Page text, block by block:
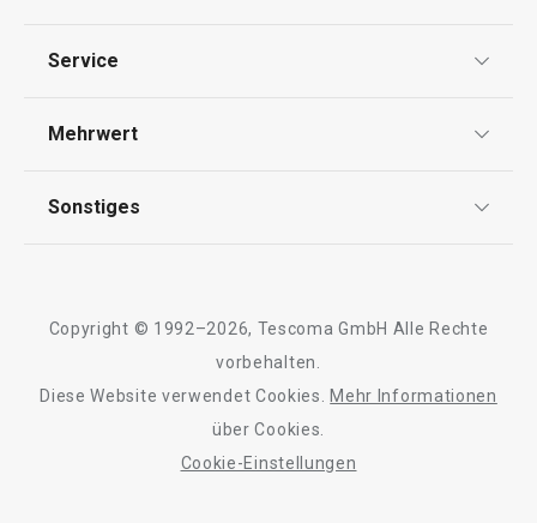
Impressum
Service
Kontaktformular
Mehrwert
Qualität
Sonstiges
Barrierefreiheit
Copyright © 1992–2026, Tescoma GmbH Alle Rechte
vorbehalten.
Diese Website verwendet Cookies.
Mehr Informationen
über Cookies.
Cookie-Einstellungen